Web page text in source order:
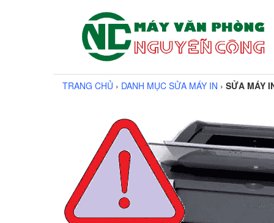
TRANG CHỦ › DANH MỤC SỬA MÁY IN › SỬA MÁY